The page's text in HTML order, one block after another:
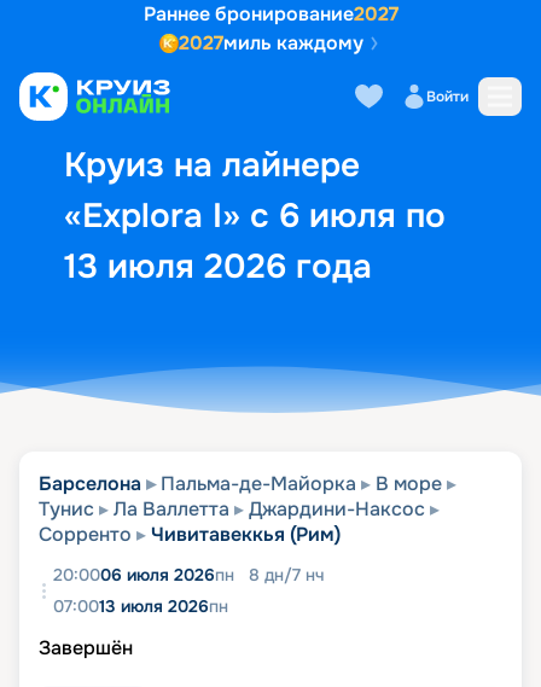
Раннее бронирование2027
2027миль каждому
Войти
Круиз на лайнере
«Explora I» с 6 июля по
13 июля 2026 года
Выбор кают Маршрут и
Барселона Пальма-де-Майорка
В море
Тунис
Ла Валлетта
Джардини-Наксос
Сорренто
Чивитавеккья (Рим)
20:0006 июля 2026пн 8 дн/7 нч
07:0013 июля 2026пн
Завершён